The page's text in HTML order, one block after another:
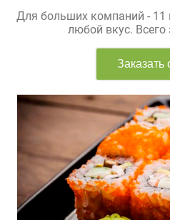
Для больших компаний -
любой вкус. Всего
Заказать